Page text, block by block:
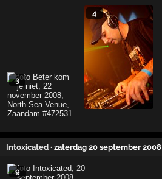
3
4
Intoxicated · zaterdag 20 september 2008
9